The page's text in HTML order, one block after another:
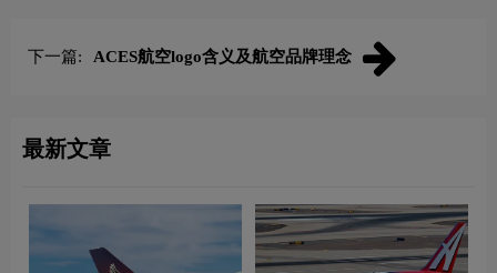
下一篇: ACES航空logo含义及航空品牌理念
最新文章